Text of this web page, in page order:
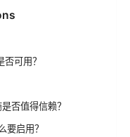
可用？
否值得信赖？
要启用？